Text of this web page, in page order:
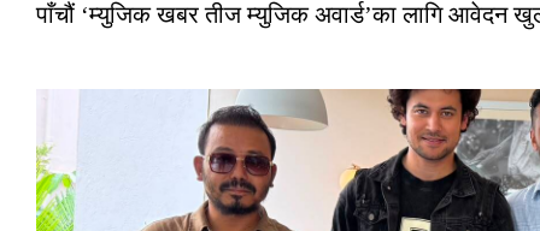
पाँचौं ‘म्युजिक खबर तीज म्युजिक अवार्ड’का लागि आवेदन